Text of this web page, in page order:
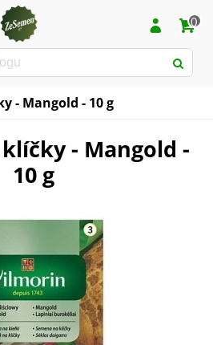
0
- Mangold - 10 g
- Mangold -
10 g